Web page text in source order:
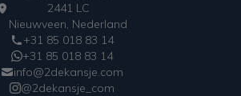
2441 LC
Nieuwveen, Nederland
+31 85 018 83 14
+31 85 018 83 14
info@2dekansje.com
@2dekansje_com